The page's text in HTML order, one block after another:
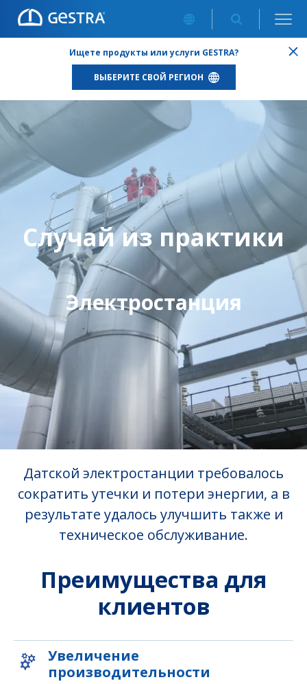
Ищете продукты или услуги GESTRA?
ВЫБЕРИТЕ СВОЙ РЕГИОН
Случай из практики
Электростанция
Датской электростанции требовалось
сократить утечки и потери энергии, а в
результате удалось улучшить также и
техническое обслуживание.
Преимущества для
клиентов
Увеличение
производительности